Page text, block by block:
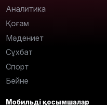
Аналитика
Қоғам
Мәдениет
Сұхбат
Спорт
Бейне
Мобильді қосымшалар